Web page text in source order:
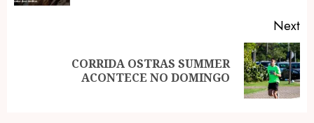
Next
CORRIDA OSTRAS SUMMER
ACONTECE NO DOMINGO